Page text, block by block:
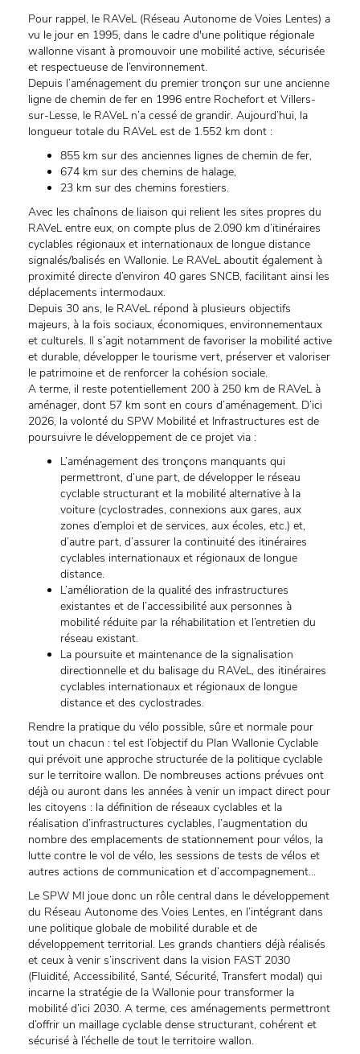
Pour rappel, le RAVeL (Réseau Autonome de Voies Lentes) a
vu le jour en 1995, dans le cadre d'une politique régionale
wallonne visant à promouvoir une mobilité active, sécurisée
et respectueuse de l’environnement.
Depuis l’aménagement du premier tronçon sur une ancienne
ligne de chemin de fer en 1996 entre Rochefort et Villers-
sur-Lesse, le RAVeL n’a cessé de grandir. Aujourd’hui, la
longueur totale du RAVeL est de 1.552 km dont :
855 km sur des anciennes lignes de chemin de fer,
674 km sur des chemins de halage,
23 km sur des chemins forestiers.
Avec les chaînons de liaison qui relient les sites propres du
RAVeL entre eux, on compte plus de 2.090 km d’itinéraires
cyclables régionaux et internationaux de longue distance
signalés/balisés en Wallonie. Le RAVeL aboutit également à
proximité directe d’environ 40 gares SNCB, facilitant ainsi les
déplacements intermodaux.
Depuis 30 ans, le RAVeL répond à plusieurs objectifs
majeurs, à la fois sociaux, économiques, environnementaux
et culturels. Il s’agit notamment de favoriser la mobilité active
et durable, développer le tourisme vert, préserver et valoriser
le patrimoine et de renforcer la cohésion sociale.
A terme, il reste potentiellement 200 à 250 km de RAVeL à
aménager, dont 57 km sont en cours d’aménagement. D’ici
2026, la volonté du SPW Mobilité et Infrastructures est de
poursuivre le développement de ce projet via :
L’aménagement des tronçons manquants qui
permettront, d’une part, de développer le réseau
cyclable structurant et la mobilité alternative à la
voiture (cyclostrades, connexions aux gares, aux
zones d’emploi et de services, aux écoles, etc.) et,
d’autre part, d’assurer la continuité des itinéraires
cyclables internationaux et régionaux de longue
distance.
L’amélioration de la qualité des infrastructures
existantes et de l’accessibilité aux personnes à
mobilité réduite par la réhabilitation et l’entretien du
réseau existant.
La poursuite et maintenance de la signalisation
directionnelle et du balisage du RAVeL, des itinéraires
cyclables internationaux et régionaux de longue
distance et des cyclostrades.
Rendre la pratique du vélo possible, sûre et normale pour
tout un chacun : tel est l’objectif du Plan Wallonie Cyclable
qui prévoit une approche structurée de la politique cyclable
sur le territoire wallon. De nombreuses actions prévues ont
déjà ou auront dans les années à venir un impact direct pour
les citoyens : la définition de réseaux cyclables et la
réalisation d’infrastructures cyclables, l’augmentation du
nombre des emplacements de stationnement pour vélos, la
lutte contre le vol de vélo, les sessions de tests de vélos et
autres actions de communication et d’accompagnement...
Le SPW MI joue donc un rôle central dans le développement
du Réseau Autonome des Voies Lentes, en l’intégrant dans
une politique globale de mobilité durable et de
développement territorial. Les grands chantiers déjà réalisés
et ceux à venir s’inscrivent dans la vision FAST 2030
(Fluidité, Accessibilité, Santé, Sécurité, Transfert modal) qui
incarne la stratégie de la Wallonie pour transformer la
mobilité d’ici 2030. A terme, ces aménagements permettront
d’offrir un maillage cyclable dense structurant, cohérent et
sécurisé à l’échelle de tout le territoire wallon.